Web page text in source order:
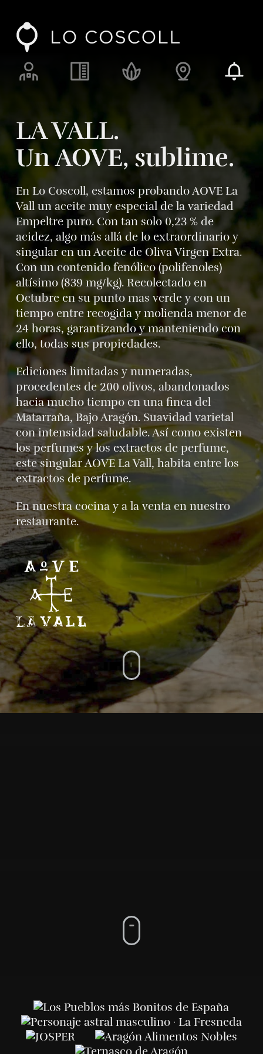
LA VALL.
Un AOVE, sublime.
En Lo Coscoll, estamos probando AOVE La
Vall un aceite muy especial de la variedad
Empeltre puro. Con tan solo 0,23 % de
acidez, algo más allá de lo extraordinario y
singular en un Aceite de Oliva Virgen Extra.
Con un contenido fenólico (polifenoles)
altísimo (839 mg/kg). Recolectado en
Octubre en su punto mas verde y con un
tiempo entre recogida y molienda menor de
24 horas, garantizando y manteniendo con
ello, todas sus propiedades.
Ediciones limitadas y numeradas,
procedentes de 200 olivos, abandonados
hacia mucho tiempo en una finca del
Matarraña, Bajo Aragón. Suavidad varietal
con intensidad saludable. Así como existen
los perfumes y los extractos de perfume,
este singular AOVE La Vall, habita entre los
extractos de perfume.
En nuestra cocina y a la venta en nuestro
restaurante.